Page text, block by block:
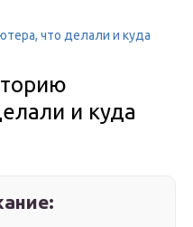
что делали и куда
и куда